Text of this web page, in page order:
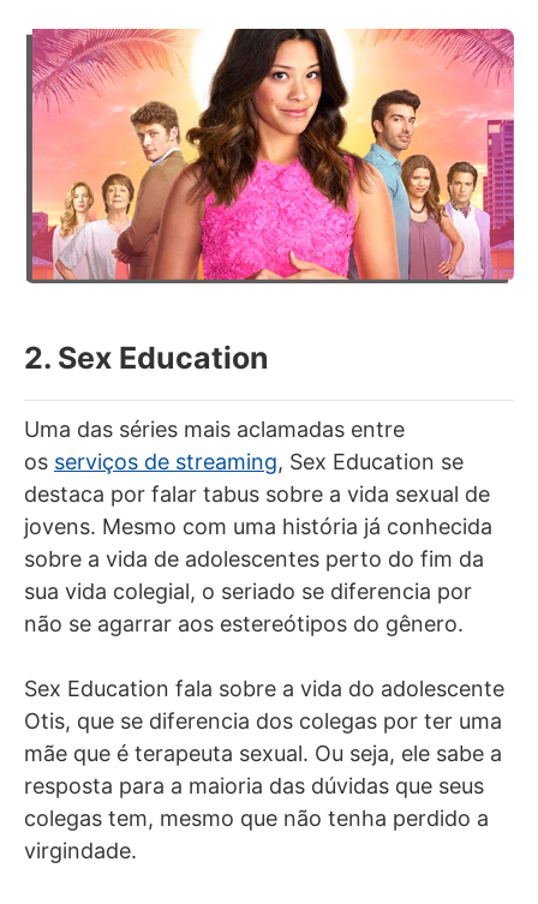
2. Sex Education
Uma das séries mais aclamadas entre
os serviços de streaming, Sex Education se
destaca por falar tabus sobre a vida sexual de
jovens. Mesmo com uma história já conhecida
sobre a vida de adolescentes perto do fim da
sua vida colegial, o seriado se diferencia por
não se agarrar aos estereótipos do gênero.
Sex Education fala sobre a vida do adolescente
Otis, que se diferencia dos colegas por ter uma
mãe que é terapeuta sexual. Ou seja, ele sabe a
resposta para a maioria das dúvidas que seus
colegas tem, mesmo que não tenha perdido a
virgindade.